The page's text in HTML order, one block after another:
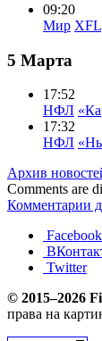
09:20
Мир
5 Марта
17:52
НФЛ
17:32
НФЛ
Архив
Comments are
Комментарии
Facebook
Twitter
© 2015–2026
права на